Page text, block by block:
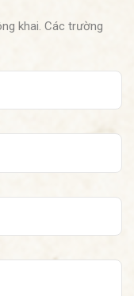
khai. Các trường